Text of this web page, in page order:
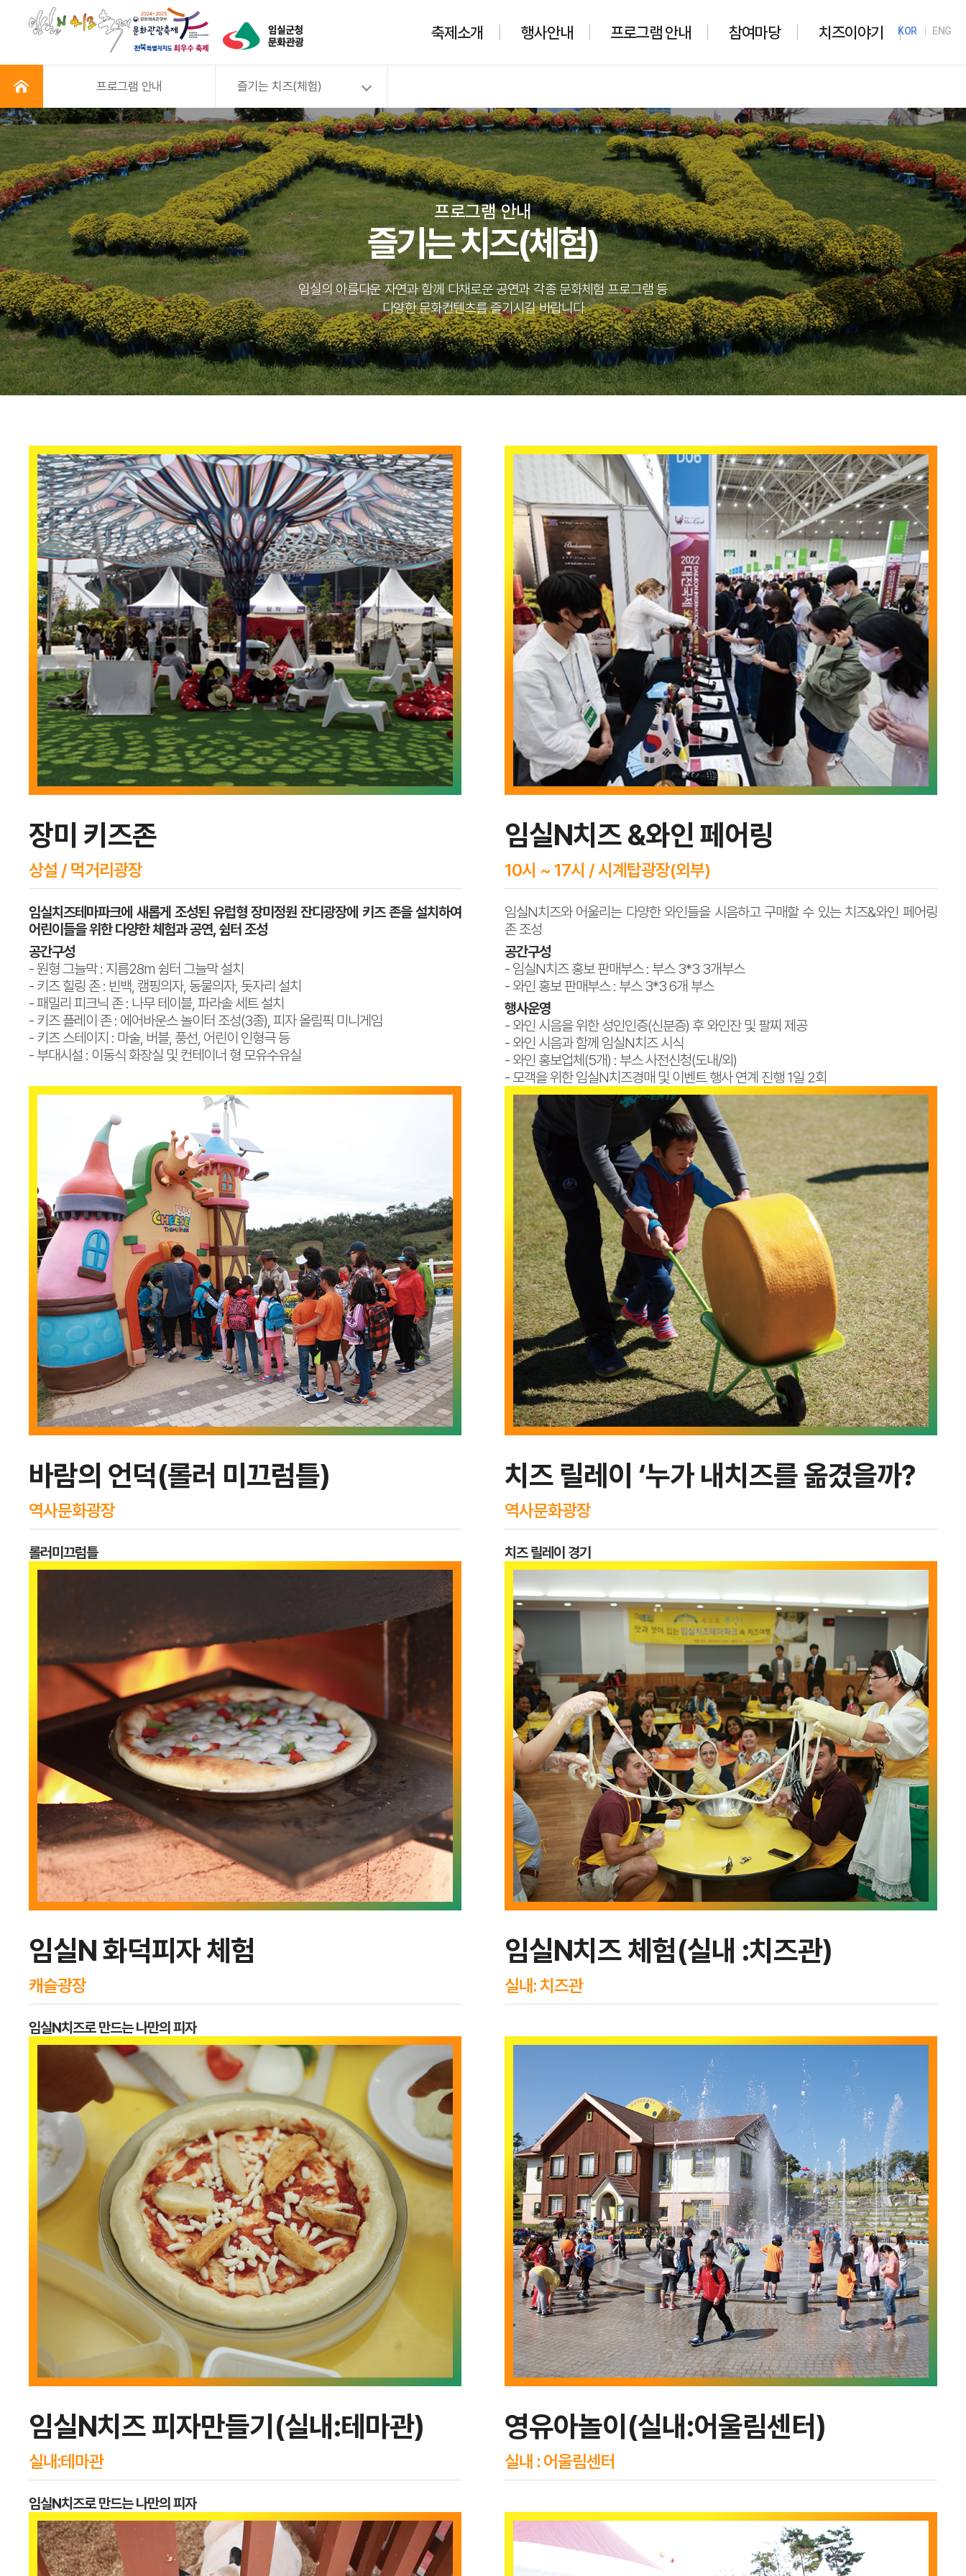
축제소개 행사안내 프로그램 안내 참여마당 치즈이야기
프로그램 안내 즐기는 치즈(체험)
KOR ENG
프로그램 안내
즐기는 치즈(체험)
임실의 아름다운 자연과 함께 다채로운 공연과 각종 문화체험 프로그램 등
다양한 문화컨텐츠를 즐기시길 바랍니다
장미 키즈존
상설 / 먹거리광장
임실치즈테마파크에 새롭게 조성된 유럽형 장미정원 잔디광장에 키즈 존을 설치하여
어린이들을 위한 다양한 체험과 공연, 쉼터 조성
공간구성
- 원형 그늘막 : 지름28m 쉼터 그늘막 설치
- 키즈 힐링 존 : 빈백, 캠핑의자, 동물의자, 돗자리 설치
- 패밀리 피크닉 존 : 나무 테이블, 파라솔 세트 설치
- 키즈 플레이 존 : 에어바운스 놀이터 조성(3종), 피자 올림픽 미니게임
- 키즈 스테이지 : 마술, 버블, 풍선, 어린이 인형극 등
- 부대시설 : 이동식 화장실 및 컨테이너 형 모유수유실
임실N치즈 &와인 페어링
10시 ~ 17시 / 시계탑광장(외부)
임실N치즈와 어울리는 다양한 와인들을 시음하고 구매할 수 있는 치즈&와인 페어링
존 조성
공간구성
- 임실N치즈 홍보 판매부스 : 부스 3*3 3개부스
- 와인 홍보 판매부스 : 부스 3*3 6개 부스
행사운영
- 와인 시음을 위한 성인인증(신분증) 후 와인잔 및 팔찌 제공
- 와인 시음과 함께 임실N치즈 시식
- 와인 홍보업체(5개) : 부스 사전신청(도내/외)
- 모객을 위한 임실N치즈경매 및 이벤트 행사 연계 진행 1일 2회
바람의 언덕(롤러 미끄럼틀)
역사문화광장
롤러미끄럼틀
치즈 릴레이 ‘누가 내치즈를 옮겼을까?
역사문화광장
치즈 릴레이 경기
임실N 화덕피자 체험
캐슬광장
임실N치즈로 만드는 나만의 피자
임실N치즈 체험(실내 :치즈관)
실내: 치즈관
임실N치즈 피자만들기(실내:테마관)
실내:테마관
임실N치즈로 만드는 나만의 피자
영유아놀이(실내:어울림센터)
실내 : 어울림센터